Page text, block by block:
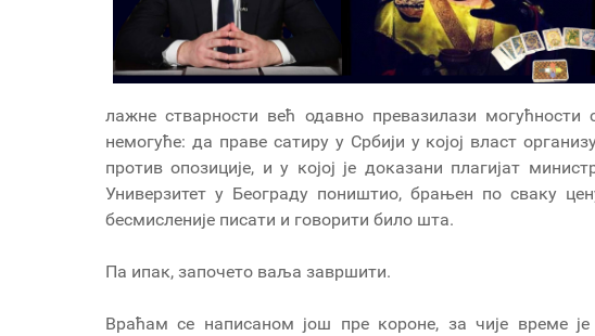
лажне стварности већ одавно превазилази могућности
немогуће: да праве сатиру у Србији у којој власт
против опозиције, и у којој је доказани плагијат
Универзитет у Београду поништио, брањен по сваку
бесмисленије писати и говорити било шта.
Па ипак, започето ваља завршити.
Враћам се написаном још пре короне, за чије време